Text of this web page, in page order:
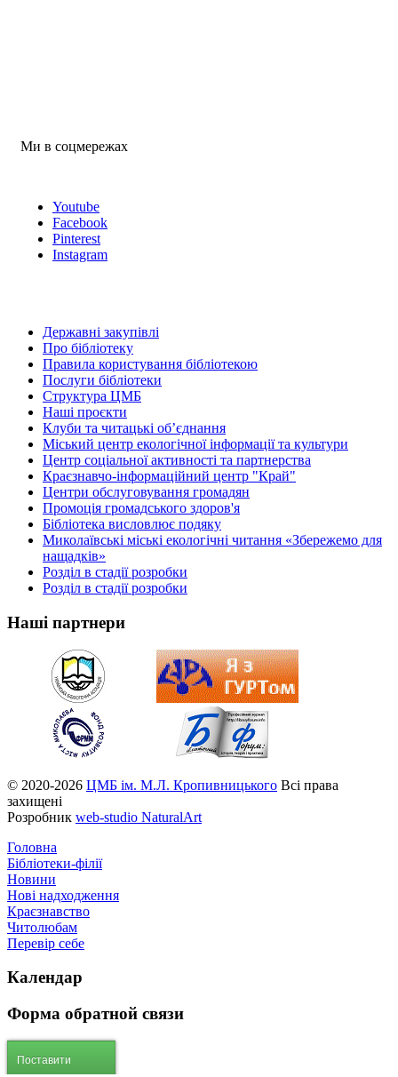
Ми в соцмережах
Youtube
Facebook
Pinterest
Instagram
Державні закупівлі
Про бібліотеку
Правила користування бібліотекою
Послуги бібліотеки
Структура ЦМБ
Наші проєкти
Клуби та читацькі об’єднання
Міський центр екологічної інформації та культури
Центр соціальної активності та партнерства
Краєзнавчо-інформаційний центр "Край"
Центри обслуговування громадян
Промоція громадського здоров'я
Бібліотека висловлює подяку
Миколаївські міські екологічні читання «Збережемо для
нащадків»
Розділ в стадії розробки
Розділ в стадії розробки
Наші партнери
© 2020-2026 ЦМБ ім. М.Л. Кропивницького Всі права
захищені
Розробник web-studio NaturalArt
Головна
Бібліотеки-філії
Новини
Нові надходження
Краєзнавство
Читолюбам
Перевір себе
Календар
Форма обратной связи
Поставити